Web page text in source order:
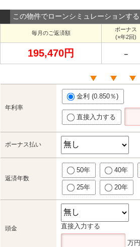
この物件でローンシミュレーションする
毎月のご返済額
ボーナス
(×年2回)
195,470円 －
年利率
金利 (0.850％)
直接入力する
ボーナス払い
返済年数
50年 40年
25年 20年
頭金 直接入力する
万円